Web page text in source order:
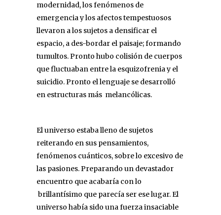
modernidad, los fenómenos de
emergencia y los afectos tempestuosos
llevaron a los sujetos a densificar el
espacio, a des-bordar el paisaje; formando
tumultos. Pronto hubo colisión de cuerpos
que fluctuaban entre la esquizofrenia y el
suicidio. Pronto el lenguaje se desarrolló
en estructuras más melancólicas.
El universo estaba lleno de sujetos
reiterando en sus pensamientos,
fenómenos cuánticos, sobre lo excesivo de
las pasiones. Preparando un devastador
encuentro que acabaría con lo
brillantísimo que parecía ser ese lugar. El
universo había sido una fuerza insaciable